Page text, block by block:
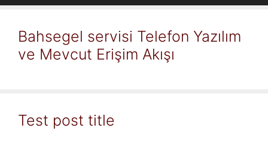
Bahsegel servisi Telefon Yazılım
ve Mevcut Erişim Akışı
Test post title